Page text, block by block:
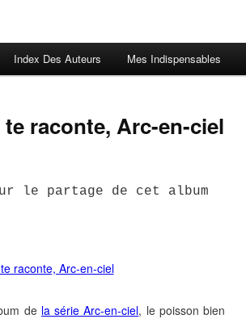
Index Des Auteurs Mes Indispensables
te raconte, Arc-en-ciel
r le partage de cet album
de la série Arc-en-ciel, le poisson bien